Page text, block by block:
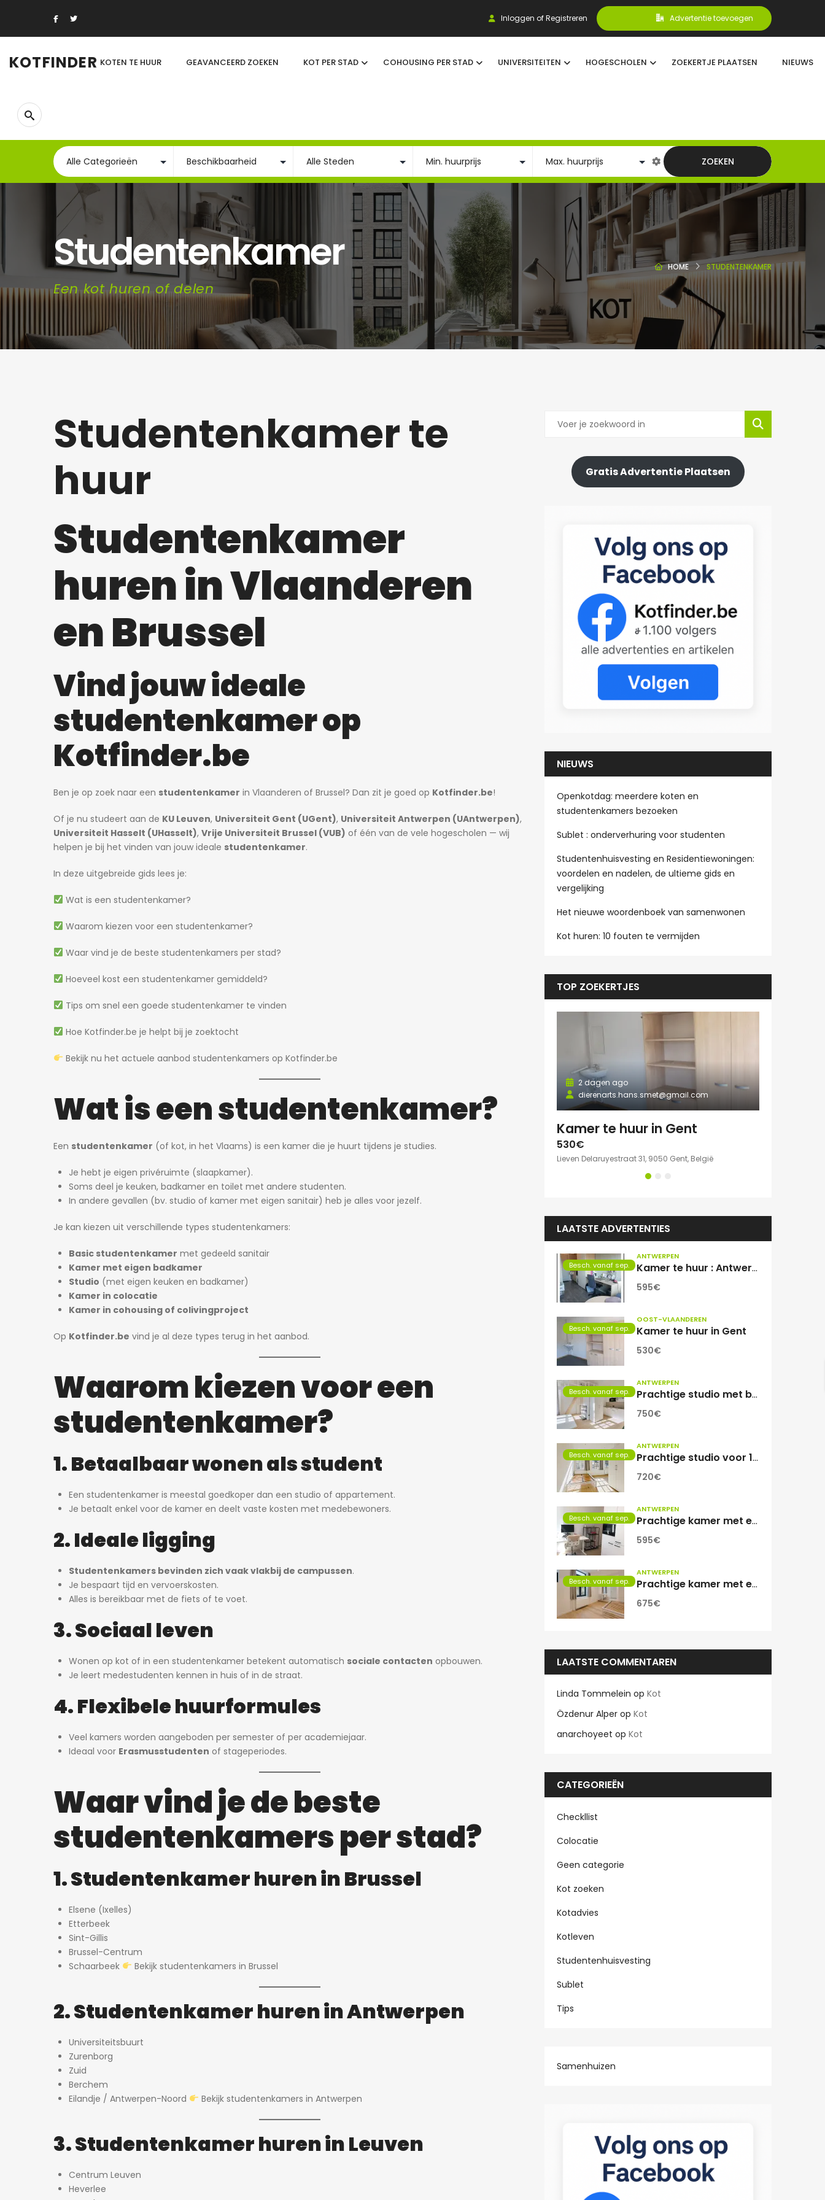
Inloggen of Registreren Advertentie toevoegen
KOTFINDER KOTEN TE HUUR GEAVANCEERD ZOEKEN KOT PER STAD COHOUSING PER STAD UNIVERSITEITEN HOGESCHOLEN ZOEKERTJE PLAATSEN NIEUWS
ZOEKEN
Studentenkamer
Een kot huren of delen
HOME STUDENTENKAMER
Studentenkamer te
huur
Studentenkamer
huren in Vlaanderen
en Brussel
Vind jouw ideale
studentenkamer op
Kotfinder.be
Ben je op zoek naar een studentenkamer in Vlaanderen of Brussel? Dan zit je goed op Kotfinder.be!
Of je nu studeert aan de KU Leuven, Universiteit Gent (UGent), Universiteit Antwerpen (UAntwerpen),
Universiteit Hasselt (UHasselt), Vrije Universiteit Brussel (VUB) of één van de vele hogescholen — wij
helpen je bij het vinden van jouw ideale studentenkamer.
In deze uitgebreide gids lees je:
Wat is een studentenkamer?
Waarom kiezen voor een studentenkamer?
Waar vind je de beste studentenkamers per stad?
Hoeveel kost een studentenkamer gemiddeld?
Tips om snel een goede studentenkamer te vinden
Hoe Kotfinder.be je helpt bij je zoektocht
Bekijk nu het actuele aanbod studentenkamers op Kotfinder.be
Wat is een studentenkamer?
Een studentenkamer (of kot, in het Vlaams) is een kamer die je huurt tijdens je studies.
Je hebt je eigen privéruimte (slaapkamer).
Soms deel je keuken, badkamer en toilet met andere studenten.
In andere gevallen (bv. studio of kamer met eigen sanitair) heb je alles voor jezelf.
Je kan kiezen uit verschillende types studentenkamers:
Basic studentenkamer met gedeeld sanitair
Kamer met eigen badkamer
Studio (met eigen keuken en badkamer)
Kamer in colocatie
Kamer in cohousing of colivingproject
Op Kotfinder.be vind je al deze types terug in het aanbod.
Waarom kiezen voor een
studentenkamer?
1. Betaalbaar wonen als student
Een studentenkamer is meestal goedkoper dan een studio of appartement.
Je betaalt enkel voor de kamer en deelt vaste kosten met medebewoners.
2. Ideale ligging
Studentenkamers bevinden zich vaak vlakbij de campussen.
Je bespaart tijd en vervoerskosten.
Alles is bereikbaar met de fiets of te voet.
3. Sociaal leven
Wonen op kot of in een studentenkamer betekent automatisch sociale contacten opbouwen.
Je leert medestudenten kennen in huis of in de straat.
4. Flexibele huurformules
Veel kamers worden aangeboden per semester of per academiejaar.
Ideaal voor Erasmusstudenten of stageperiodes.
Waar vind je de beste
studentenkamers per stad?
1. Studentenkamer huren in Brussel
Elsene (Ixelles)
Etterbeek
Sint-Gillis
Brussel-Centrum
Schaarbeek
Bekijk studentenkamers in Brussel
2. Studentenkamer huren in Antwerpen
Universiteitsbuurt
Zurenborg
Zuid
Berchem
Eilandje / Antwerpen-Noord
Bekijk studentenkamers in Antwerpen
3. Studentenkamer huren in Leuven
Centrum Leuven
Heverlee
Gratis Advertentie Plaatsen
NIEUWS
Openkotdag: meerdere koten en
studentenkamers bezoeken
Sublet : onderverhuring voor studenten
Studentenhuisvesting en Residentiewoningen:
voordelen en nadelen, de ultieme gids en
vergelijking
Het nieuwe woordenboek van samenwonen
Kot huren: 10 fouten te vermijden
TOP ZOEKERTJES
750€ 595€
dierenarts.hans.smet@gmail.com
2 dagen ago
Kamer te huur in Gent
530€
Lieven Delaruyestraat 31, 9050 Gent, België
LAATSTE ADVERTENTIES
Besch. vanaf sep.
ANTWERPEN
Kamer te huur : Antwerpen Zuid
595€
Besch. vanaf sep.
OOST-VLAANDEREN
Kamer te huur in Gent
530€
Besch. vanaf sep.
ANTWERPEN
Prachtige studio met balkon voor 1 student(e)!
750€
Besch. vanaf sep.
ANTWERPEN
Prachtige studio voor 1 student(e)
720€
Besch. vanaf sep.
ANTWERPEN
Prachtige kamer met eigen sanitair.
595€
Besch. vanaf sep.
ANTWERPEN
Prachtige kamer met eigen sanitair!
675€
LAATSTE COMMENTAREN
Linda Tommelein op Kot
Özdenur Alper op Kot
anarchoyeet op Kot
CATEGORIEËN
Checkllist
Colocatie
Geen categorie
Kot zoeken
Kotadvies
Kotleven
Studentenhuisvesting
Sublet
Tips
Samenhuizen